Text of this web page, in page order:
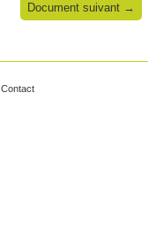
Document suivant →
Contact